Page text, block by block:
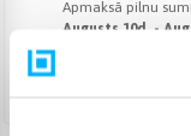
Apmaksā pilnu
Augusts 10d. -